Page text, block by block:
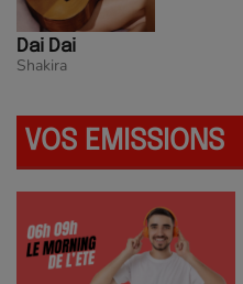
Dai Dai
Shakira
VOS EMISSIONS